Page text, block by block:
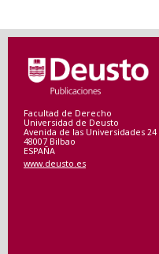
Facultad de Derecho
Universidad de Deusto
Avenida de las Universidades 24
48007 Bilbao
ESPAÑA
www.deusto.es